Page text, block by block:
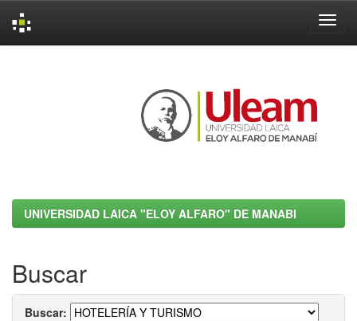
UNIVERSIDAD LAICA "ELOY ALFARO" DE MANABI
Buscar
Buscar: